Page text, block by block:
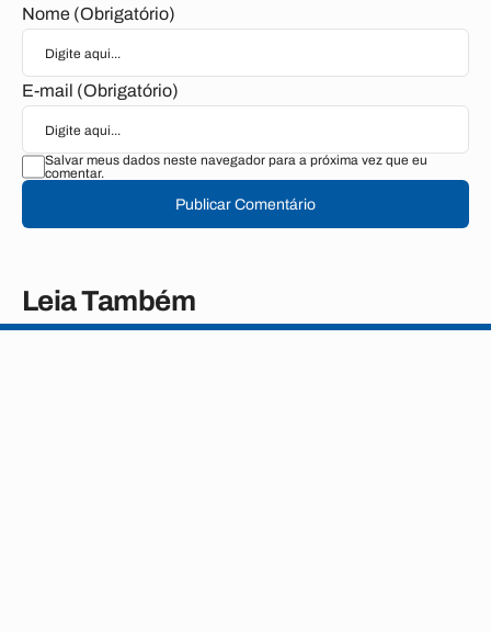
Nome (Obrigatório)
E-mail (Obrigatório)
Salvar meus dados neste navegador para a próxima vez que eu
comentar.
Publicar Comentário
Leia Também